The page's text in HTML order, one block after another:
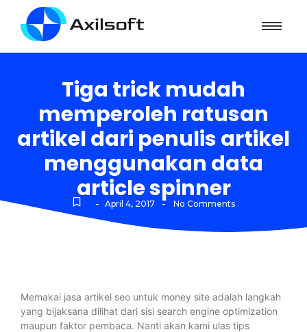
Tiga trick mudah
memperoleh ratusan
artikel dari penulis artikel
menggunakan data
article spinner
- April 4, 2017 - No Comments
Memakai jasa artikel seo untuk money site adalah langkah
yang bijaksana dilihat dari sisi search engine optimization
maupun faktor pembaca. Nanti akan kami ulas tips